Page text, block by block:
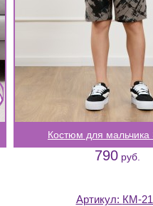
Костюм для
790руб.
Артикул: КМ-